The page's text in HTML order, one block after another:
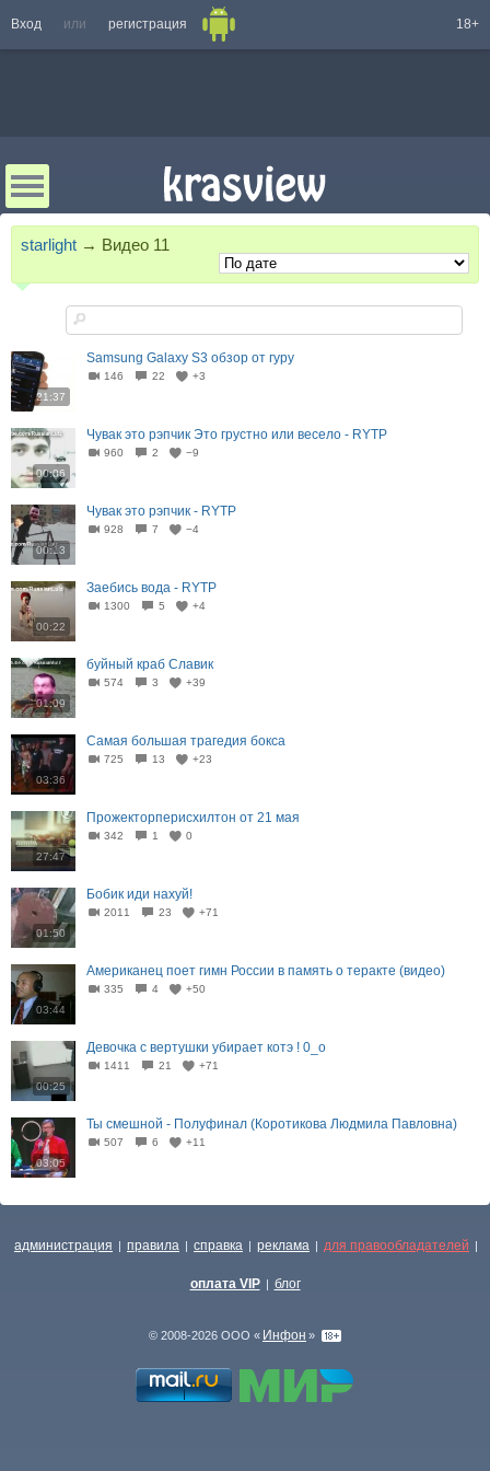
Вход или регистрация 18+
starlight → Видео 11
21:37
Samsung Galaxy S3 обзор от гуру
146 22 +3
00:06
Чувак это рэпчик Это грустно или весело - RYTP
960 2 −9
00:13
Чувак это рэпчик - RYTP
928 7 −4
00:22
Заебись вода - RYTP
1300 5 +4
01:09
буйный краб Славик
574 3 +39
03:36
Самая большая трагедия бокса
725 13 +23
27:47
Прожекторперисхилтон от 21 мая
342 1 0
01:50
Бобик иди нахуй!
2011 23 +71
03:44
Американец поет гимн России в память о теракте (видео)
335 4 +50
00:25
Девочка с вертушки убирает котэ ! 0_о
1411 21 +71
03:05
Ты смешной - Полуфинал (Коротикова Людмила Павловна)
507 6 +11
администрация | правила | справка | реклама | для правообладателей |
оплата VIP | блог
© 2008-2026 ООО « Инфон »